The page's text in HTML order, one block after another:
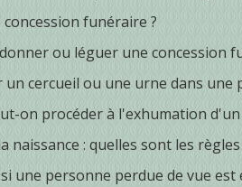
funéraire ?
ou léguer une concession
cercueil ou une urne dans une
on procéder à l'exhumation d'un
naissance : quelles sont les
une personne perdue de vue est